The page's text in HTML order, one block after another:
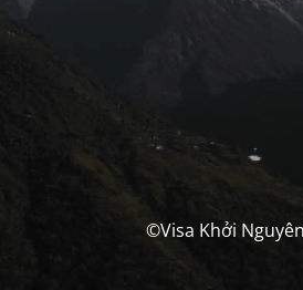
©Visa Khởi